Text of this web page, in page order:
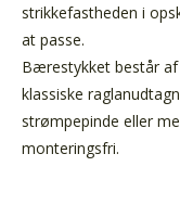
strikkefastheden i
at passe.
Bærestykket består
klassiske
strømpepinde eller
monteringsfri.